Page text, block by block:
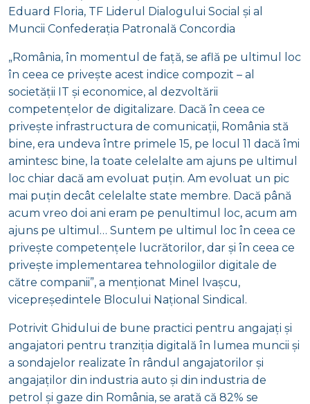
Eduard Floria, TF Liderul Dialogului Social și al
Muncii Confederația Patronală Concordia
„România, în momentul de față, se află pe ultimul loc
în ceea ce privește acest indice compozit – al
societății IT și economice, al dezvoltării
competențelor de digitalizare. Dacă în ceea ce
privește infrastructura de comunicații, România stă
bine, era undeva între primele 15, pe locul 11 dacă îmi
amintesc bine, la toate celelalte am ajuns pe ultimul
loc chiar dacă am evoluat puțin. Am evoluat un pic
mai puțin decât celelalte state membre. Dacă până
acum vreo doi ani eram pe penultimul loc, acum am
ajuns pe ultimul… Suntem pe ultimul loc în ceea ce
privește competențele lucrătorilor, dar și în ceea ce
privește implementarea tehnologiilor digitale de
către companii”, a menționat Minel Ivașcu,
vicepreședintele Blocului Național Sindical.
Potrivit Ghidului de bune practici pentru angajați și
angajatori pentru tranziția digitală în lumea muncii și
a sondajelor realizate în rândul angajatorilor și
angajaților din industria auto și din industria de
petrol și gaze din România, se arată că 82% se